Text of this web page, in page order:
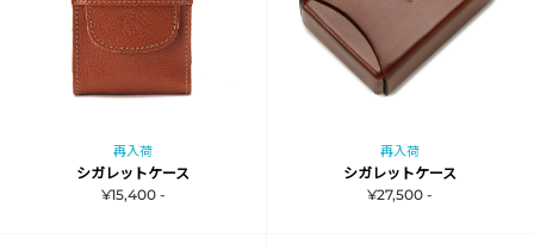
再入荷
シガレットケース
¥15,400 -
再入荷
シガレットケース
¥27,500 -